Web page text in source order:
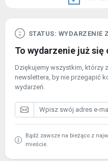
STATUS: WYDARZENIE
To wydarzenie już się
Dziękujemy wszystkim, którzy
newslettera, by nie przegapić
wydarzeń.
Bądź zawsze na bieżąco z
mieście.